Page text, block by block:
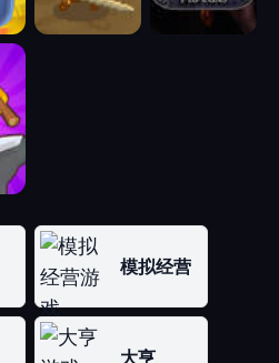
模拟经营
大亨